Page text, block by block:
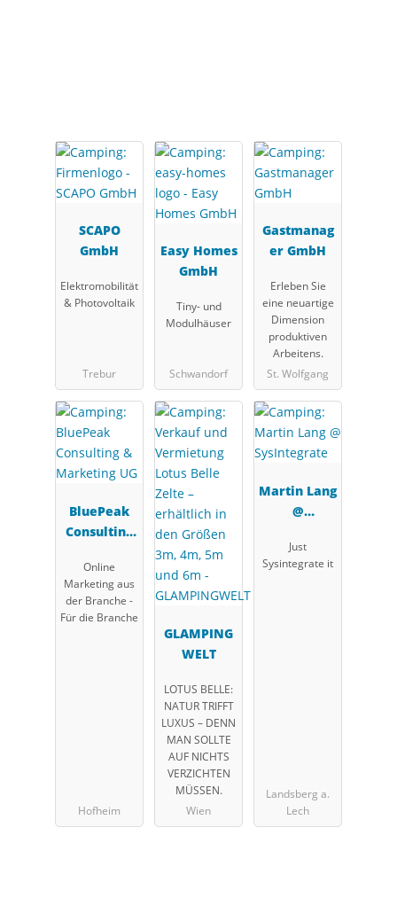
SCAPO
GmbH
Elektromobilität
& Photovoltaik
Trebur
Easy Homes
GmbH
Tiny- und
Modulhäuser
Schwandorf
Gastmanag
er GmbH
Erleben Sie
eine neuartige
Dimension
produktiven
Arbeitens.
St. Wolfgang
BluePeak
Consulting
Marketing
UG
Online
Marketing aus
der Branche -
Für die Branche
Hofheim
GLAMPING
WELT
LOTUS BELLE:
NATUR TRIFFT
LUXUS – DENN
MAN SOLLTE
AUF NICHTS
VERZICHTEN
MÜSSEN.
Wien
Martin Lang
@
e
Just
Sysintegrate it
Landsberg a.
Lech